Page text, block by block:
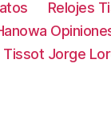
Relojes
Tissot Jorge